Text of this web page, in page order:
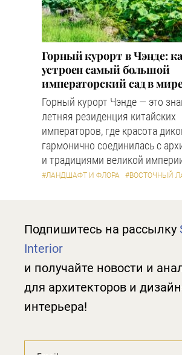
Горный курорт в Чэнде:
устроен самый большой
императорский сад в
Горный курорт Чэнде — это
летняя резиденция китайских
императоров, где красота
гармонично соединилась с
и традициями великой
#ЛАНДШАФТ И ФЛОРА #ВОСТОЧНЫЙ
Подпишитесь на рассылку
Interior
и получайте новости и
для архитекторов и
интерьера!